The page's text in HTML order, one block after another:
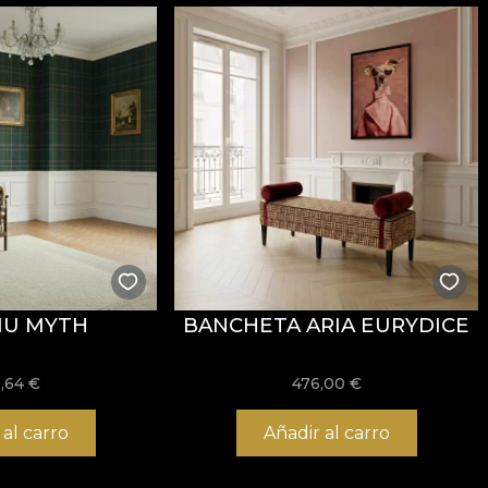
REACH
la uzură, având 60.000 rubsla testul de
la testul de inflamabilitate tip țigară.
fără înălbire, fără stoarcere prin răsucire, fără
MYTH
€
carro
BANCHETA ARIA EURYDICE
476,00 €
Añadir al carro